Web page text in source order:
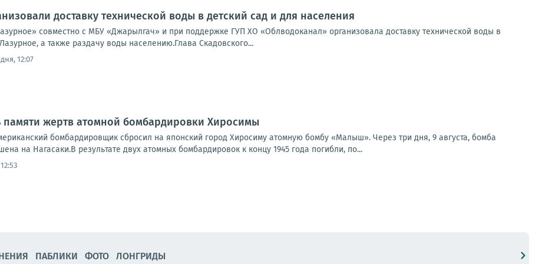
доставку технической воды в детский сад и для населения
совместно с МБУ «Джарылгач» и при поддержке ГУП ХО «Облводоканал» организовала доставку технической воды в
а также раздачу воды населению.Глава Скадовского...
12:07
памяти жертв атомной бомбардировки Хиросимы
бомбардировщик сбросил на японский город Хиросиму атомную бомбу «Малыш». Через три дня, 9 августа, бомба
на Нагасаки.В результате двух атомных бомбардировок к концу 1945 года погибли, по...
ПАБЛИКИ ФОТО ЛОНГРИДЫ